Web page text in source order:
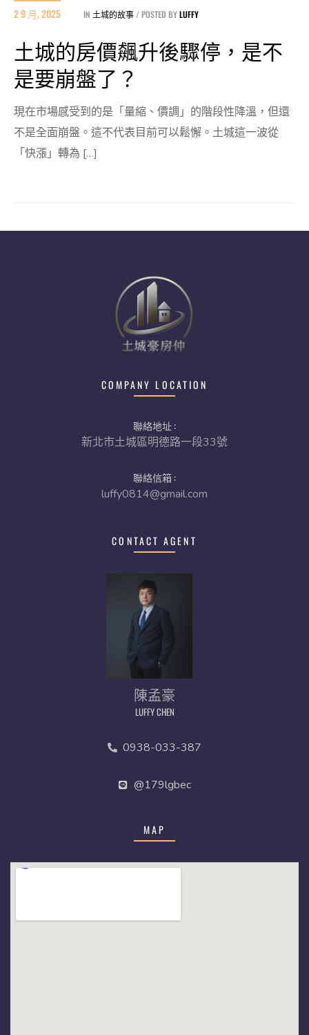
2 9 月, 2025 IN 土城的故事 POSTED BYLUFFY
土城的房價飆升後驟停，是不
是要崩盤了？
現在市場感受到的是「量縮、價調」的階段性降溫，但還
不是全面崩盤。這不代表目前可以鬆懈。土城這一波從
「快漲」轉為 […]
COMPANY LOCATION
聯絡地址 :
新北市土城區明德路一段33號
聯絡信箱 :
luffy0814@gmail.com
CONTACT AGENT
陳孟豪
LUFFY CHEN
0938-033-387
@179lgbec
MAP